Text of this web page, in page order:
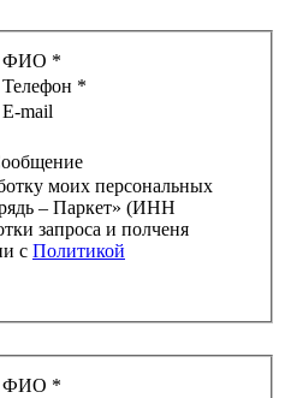
ФИО *
Телефон *
E-mail
моих персональных
– Паркет» (ИНН
с Политикой
ФИО *